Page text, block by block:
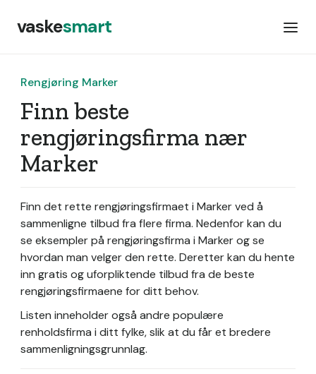
vaskesmart
Rengjøring Marker
Finn beste
rengjøringsfirma nær
Marker
Finn det rette rengjøringsfirmaet i Marker ved å
sammenligne tilbud fra flere firma. Nedenfor kan du
se eksempler på rengjøringsfirma i Marker og se
hvordan man velger den rette. Deretter kan du hente
inn gratis og uforpliktende tilbud fra de beste
rengjøringsfirmaene for ditt behov.
Listen inneholder også andre populære
renholdsfirma i ditt fylke, slik at du får et bredere
sammenligningsgrunnlag.